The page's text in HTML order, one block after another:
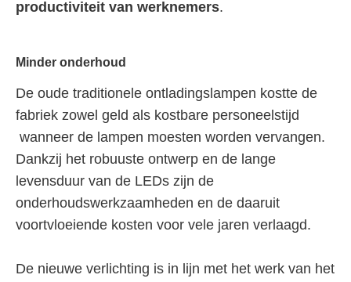
productiviteit van werknemers.
Minder onderhoud
De oude traditionele ontladingslampen kostte de
fabriek zowel geld als kostbare personeelstijd
wanneer de lampen moesten worden vervangen.
Dankzij het robuuste ontwerp en de lange
levensduur van de LEDs zijn de
onderhoudswerkzaamheden en de daaruit
voortvloeiende kosten voor vele jaren verlaagd.
De nieuwe verlichting is in lijn met het werk van het